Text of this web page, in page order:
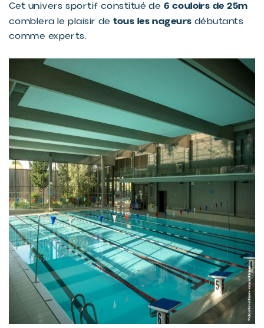
Cet univers sportif constitué de 6 couloirs de 25m
comblera le plaisir detous les nageurs débutants
comme experts.